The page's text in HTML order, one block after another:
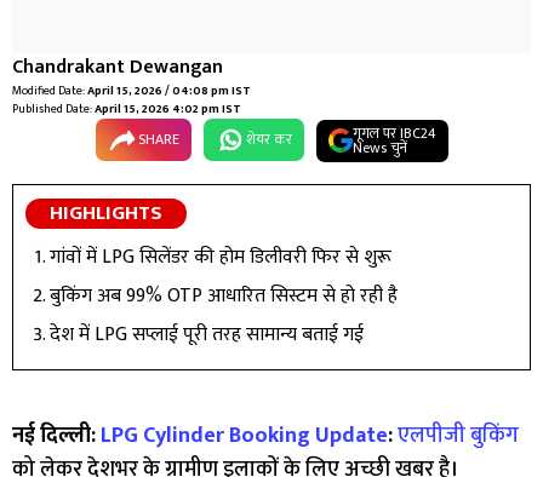
Chandrakant Dewangan
Modified Date:April 15, 2026 / 04:08 pm IST
Published Date:April 15, 2026 4:02 pm IST
SHARE शेयर कर गूगल पर IBC24
News चुनें
HIGHLIGHTS
गांवों में LPG सिलेंडर की होम डिलीवरी फिर से शुरू
बुकिंग अब 99% OTP आधारित सिस्टम से हो रही है
देश में LPG सप्लाई पूरी तरह सामान्य बताई गई
नई दिल्ली:LPG Cylinder Booking Update:एलपीजी बुकिंग
को लेकर देशभर के ग्रामीण इलाकों के लिए अच्छी खबर है।